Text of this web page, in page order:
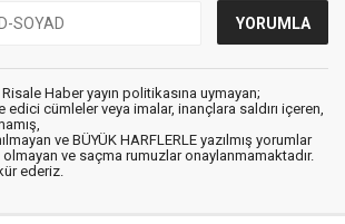
Risale Haber yayın politikasına uymayan;
edici cümleler veya imalar, inançlara saldırı içeren,
ve BÜYÜK HARFLERLE yazılmış yorumlar
olmayan ve saçma rumuzlar onaylanmamaktadır.
ederiz.